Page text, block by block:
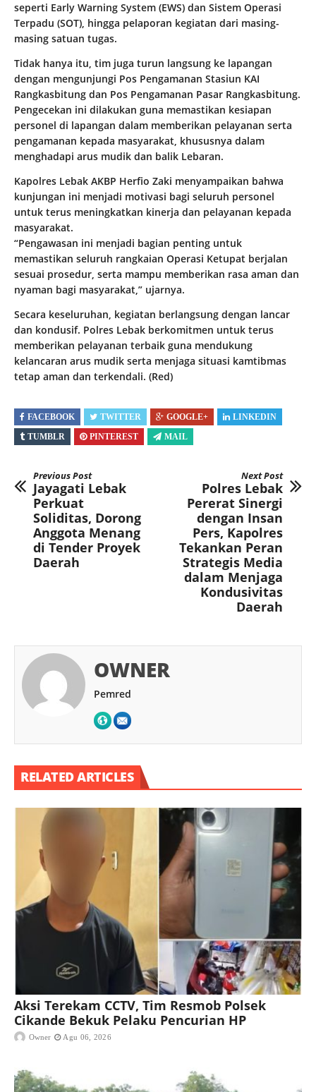
seperti Early Warning System (EWS) dan Sistem Operasi
Terpadu (SOT), hingga pelaporan kegiatan dari masing-
masing satuan tugas.
Tidak hanya itu, tim juga turun langsung ke lapangan
dengan mengunjungi Pos Pengamanan Stasiun KAI
Rangkasbitung dan Pos Pengamanan Pasar Rangkasbitung.
Pengecekan ini dilakukan guna memastikan kesiapan
personel di lapangan dalam memberikan pelayanan serta
pengamanan kepada masyarakat, khususnya dalam
menghadapi arus mudik dan balik Lebaran.
Kapolres Lebak AKBP Herfio Zaki menyampaikan bahwa
kunjungan ini menjadi motivasi bagi seluruh personel
untuk terus meningkatkan kinerja dan pelayanan kepada
masyarakat.
“Pengawasan ini menjadi bagian penting untuk
memastikan seluruh rangkaian Operasi Ketupat berjalan
sesuai prosedur, serta mampu memberikan rasa aman dan
nyaman bagi masyarakat,” ujarnya.
Secara keseluruhan, kegiatan berlangsung dengan lancar
dan kondusif. Polres Lebak berkomitmen untuk terus
memberikan pelayanan terbaik guna mendukung
kelancaran arus mudik serta menjaga situasi kamtibmas
tetap aman dan terkendali. (Red)
FACEBOOK TWITTER GOOGLE+
LINKEDIN
TUMBLR
PINTEREST MAIL
Previous Post
Jayagati Lebak
Perkuat
Soliditas, Dorong
Anggota Menang
di Tender Proyek
Daerah
Next Post
Polres Lebak
Pererat Sinergi
dengan Insan
Pers, Kapolres
Tekankan Peran
Strategis Media
dalam Menjaga
Kondusivitas
Daerah
OWNER
Pemred
RELATED ARTICLES
Aksi Terekam CCTV, Tim Resmob Polsek
Cikande Bekuk Pelaku Pencurian HP
Owner Agu 06, 2026